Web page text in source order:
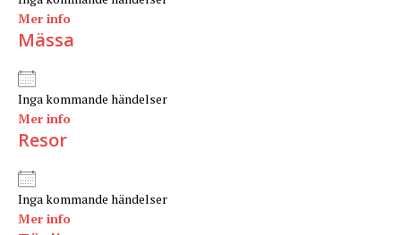
Mer info
Mässa
Inga kommande händelser
Mer info
Resor
Inga kommande händelser
Mer info